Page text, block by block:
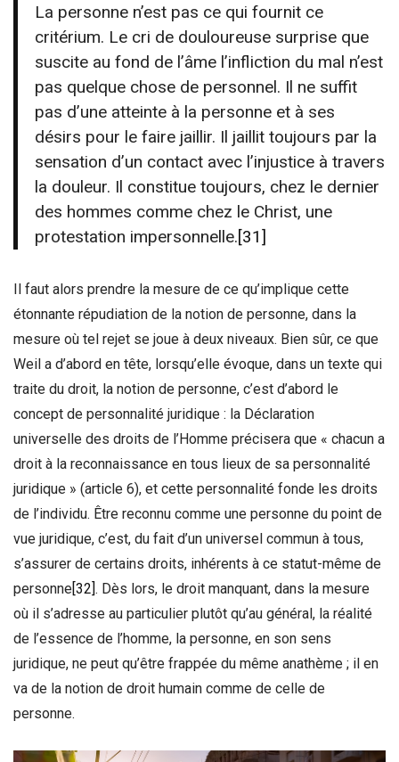
La personne n’est pas ce qui fournit ce
critérium. Le cri de douloureuse surprise que
suscite au fond de l’âme l’infliction du mal n’est
pas quelque chose de personnel. Il ne suffit
pas d’une atteinte à la personne et à ses
désirs pour le faire jaillir. Il jaillit toujours par la
sensation d’un contact avec l’injustice à travers
la douleur. Il constitue toujours, chez le dernier
des hommes comme chez le Christ, une
protestation impersonnelle.[31]
Il faut alors prendre la mesure de ce qu’implique cette
étonnante répudiation de la notion de personne, dans la
mesure où tel rejet se joue à deux niveaux. Bien sûr, ce que
Weil a d’abord en tête, lorsqu’elle évoque, dans un texte qui
traite du droit, la notion de personne, c’est d’abord le
concept de personnalité juridique : la Déclaration
universelle des droits de l’Homme précisera que « chacun a
droit à la reconnaissance en tous lieux de sa personnalité
juridique » (article 6), et cette personnalité fonde les droits
de l’individu. Être reconnu comme une personne du point de
vue juridique, c’est, du fait d’un universel commun à tous,
s’assurer de certains droits, inhérents à ce statut-même de
personne[32]. Dès lors, le droit manquant, dans la mesure
où il s’adresse au particulier plutôt qu’au général, la réalité
de l’essence de l’homme, la personne, en son sens
juridique, ne peut qu’être frappée du même anathème ; il en
va de la notion de droit humain comme de celle de
personne.